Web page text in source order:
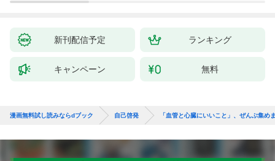
新刊配信予定 ランキング
キャンペーン 無料
漫画無料試し読みならdブック 自己啓発 「血管と心臓にいいこと」、ぜんぶ集め